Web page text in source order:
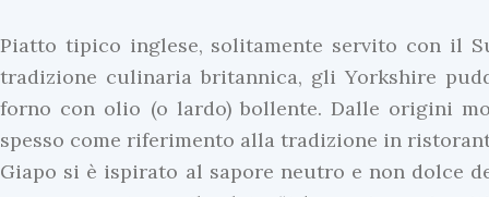
Piatto tipico inglese, solitamente servito con il
tradizione culinaria britannica, gli Yorkshire
forno con olio (o lardo) bollente. Dalle origini
spesso come riferimento alla tradizione in
Giapo si è ispirato al sapore neutro e non dolce